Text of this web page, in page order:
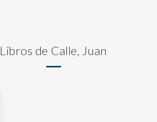
Libros de Calle, Juan